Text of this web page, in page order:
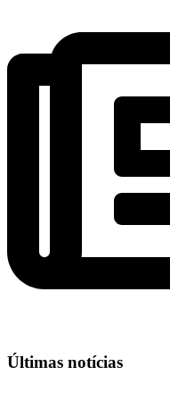
Últimas notícias